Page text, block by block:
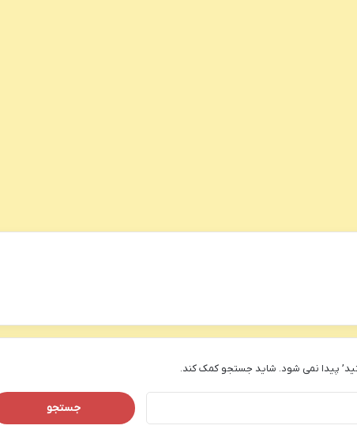
پیدا نمی شود. شاید جستجو کمک کند.
جستجو
برای: